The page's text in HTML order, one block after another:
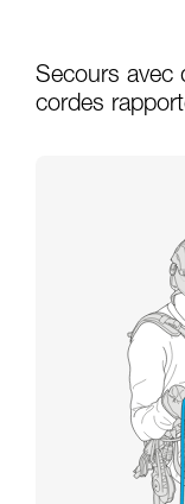
Secours avec
cordes